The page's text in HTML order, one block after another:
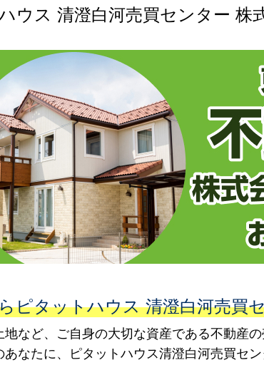
ウス 清澄白河売買センター 株
ピタットハウス 清澄白河売買
など、ご自身の大切な資産である不動産
なたに、ピタットハウス清澄白河売買セン